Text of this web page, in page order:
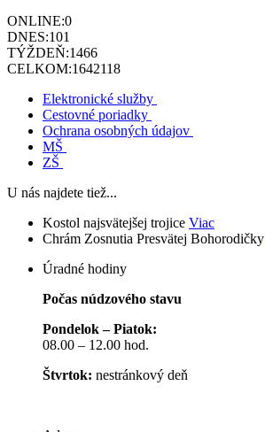
ONLINE:0
DNES:101
TÝŽDEŇ:1466
CELKOM:1642118
Elektronické služby
Cestovné poriadky
Ochrana osobných údajov
MŠ
ZŠ
U nás najdete tiež...
Kostol najsvätejšej trojice Viac
Chrám Zosnutia Presvätej Bohorodičky
Úradné hodiny
Počas núdzového stavu
Pondelok – Piatok:
08.00 – 12.00 hod.
Štvrtok: nestránkový deň